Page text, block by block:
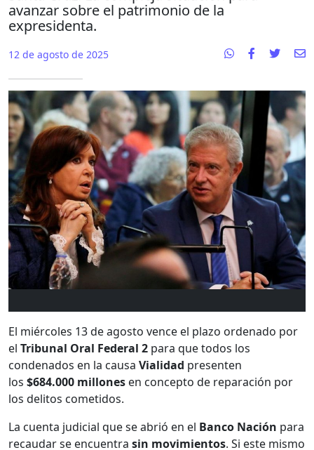
avanzar sobre el patrimonio de la
expresidenta.
12 de agosto de 2025
El miércoles 13 de agosto vence el plazo ordenado por
el Tribunal Oral Federal 2 para que todos los
condenados en la causa Vialidad presenten
los $684.000 millones en concepto de reparación por
los delitos cometidos.
La cuenta judicial que se abrió en el Banco Nación para
recaudar se encuentra sin movimientos. Si este mismo